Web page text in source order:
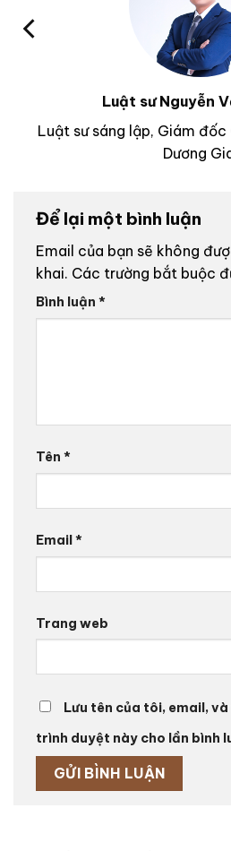
Luật sư Nguyễn
Luật sư sáng lập, Giám
Dương
Để lại một bình luận
Email của bạn sẽ không
khai. Các trường bắt buộc
Bình luận *
Tên *
Email*
Trang web
Lưu tên của tôi, email,
trình duyệt này cho lần bình